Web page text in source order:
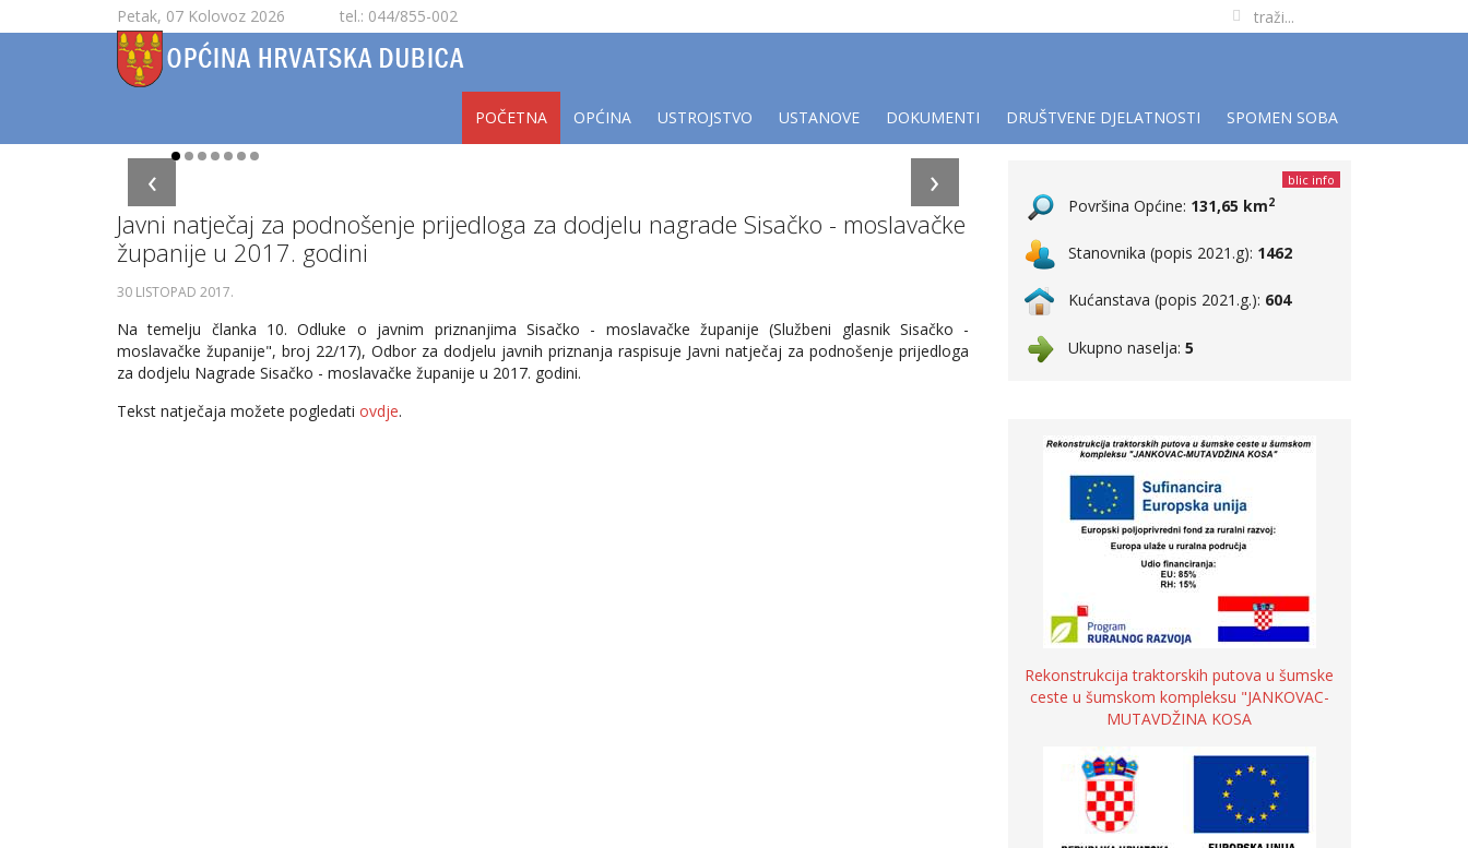
Petak, 07 Kolovoz 2026 tel.: 044/855-002
POČETNA OPĆINA USTROJSTVO USTANOVE DOKUMENTI DRUŠTVENE DJELATNOSTI SPOMEN SOBA
›
‹
Javni natječaj za podnošenje prijedloga za dodjelu nagrade Sisačko - moslavačke
županije u 2017. godini
30 LISTOPAD 2017.
Na temelju članka 10. Odluke o javnim priznanjima Sisačko - moslavačke županije (Službeni glasnik Sisačko -
moslavačke županije", broj 22/17), Odbor za dodjelu javnih priznanja raspisuje Javni natječaj za podnošenje prijedloga
za dodjelu Nagrade Sisačko - moslavačke županije u 2017. godini.
Tekst natječaja možete pogledati ovdje.
blic info
Površina Općine: 131,65 km2
Stanovnika (popis 2021.g): 1462
Kućanstava (popis 2021.g.): 604
Ukupno naselja: 5
Rekonstrukcija traktorskih putova u šumske
ceste u šumskom kompleksu "JANKOVAC-
MUTAVDŽINA KOSA